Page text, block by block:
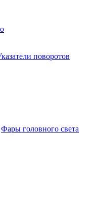
поворотов
Фары головного света